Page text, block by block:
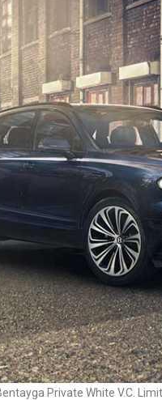
Private White V.C.